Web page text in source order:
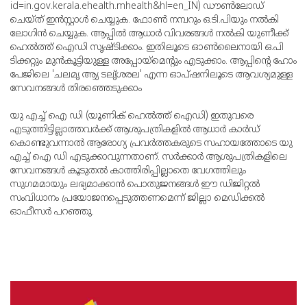
id=in.gov.kerala.ehealth.mhealth&hl=en_IN) ഡൗണ്‍ലോഡ്
ചെയ്ത് ഇന്‍സ്റ്റാള്‍ ചെയ്യുക. ഫോണ്‍ നമ്പറും ഒ.ടി.പിയും നല്‍കി
ലോഗിന്‍ ചെയ്യുക. ആപ്പില്‍ ആധാര്‍ വിവരങ്ങള്‍ നല്‍കി യുണീക്ക്
ഹെല്‍ത്ത് ഐഡി സൃഷ്ടിക്കാം. ഇതിലൂടെ ഓണ്‍ലൈനായി ഒ.പി
ടിക്കറ്റും മുന്‍കൂട്ടിയുള്ള അപ്പോയ്‌മെന്റും എടുക്കാം. ആപ്പിന്റെ ഹോം
പേജിലെ 'ചലമൃ ആ്യ ടലൃ്ശരല' എന്ന ഓപ്ഷനിലൂടെ ആവശ്യമുള്ള
സേവനങ്ങള്‍ തിരഞ്ഞെടുക്കാം
യു എച്ച് ഐ ഡി (യൂണിക് ഹെല്‍ത്ത് ഐഡി) ഇതുവരെ
എടുത്തിട്ടില്ലാത്തവര്‍ക്ക് ആശുപത്രികളില്‍ ആധാര്‍ കാര്‍ഡ്
കൊണ്ടുവന്നാല്‍ ആരോഗ്യ പ്രവര്‍ത്തകരുടെ സഹായത്തോടെ യു
എച്ച് ഐ ഡി എടുക്കാവുന്നതാണ്. സര്‍ക്കാര്‍ ആശുപത്രികളിലെ
സേവനങ്ങള്‍ കൂടുതല്‍ കാത്തിരിപ്പില്ലാതെ വേഗത്തിലും
സുഗമമായും ലഭ്യമാക്കാന്‍ പൊതുജനങ്ങള്‍ ഈ ഡിജിറ്റല്‍
സംവിധാനം പ്രയോജനപ്പെടുത്തണമെന്ന് ജില്ലാ മെഡിക്കല്‍
ഓഫീസര്‍ പറഞ്ഞു.